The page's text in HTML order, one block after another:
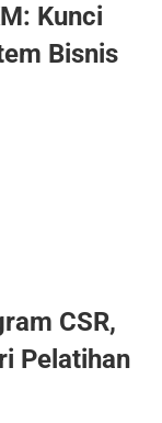
Kunci
Bisnis
CSR,
Pelatihan